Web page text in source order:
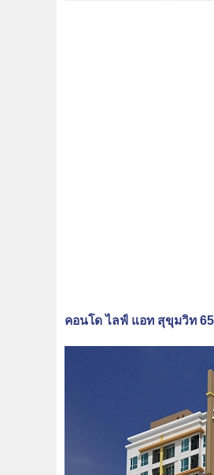
คอนโด ไลฟ์ แอท สุขุมวิท